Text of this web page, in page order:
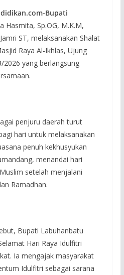
Bupati
Hasmita, Sp.OG, M.K.M,
ST, melaksanakan Shalat
Raya Al-Ikhlas, Ujung
2026 yang berlangsung
penjuru daerah turut
hari untuk melaksanakan
penuh kekhusyukan
menandai hari
setelah menjalani
Ramadhan.
Bupati Labuhanbatu
Hari Raya Idulfitri
Ia mengajak masyarakat
Idulfitri sebagai sarana